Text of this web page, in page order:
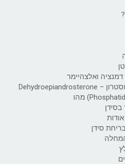
ואלצהיימר
סידן
המחלה